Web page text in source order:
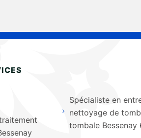
Spécialiste en
nettoyage de
tombale Bessenay